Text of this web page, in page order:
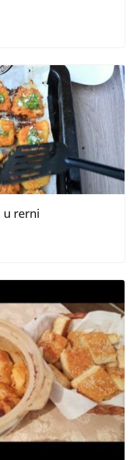
u rerni